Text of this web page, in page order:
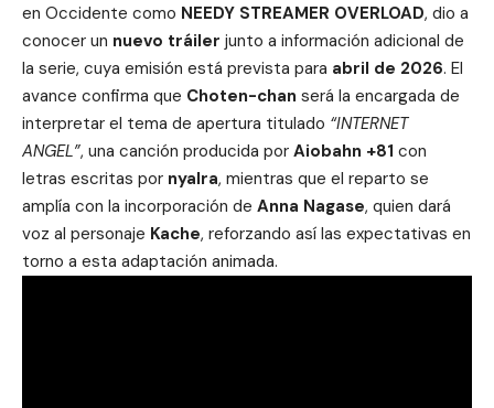
en Occidente como NEEDY STREAMER OVERLOAD, dio a
conocer un nuevo tráiler junto a información adicional de
la serie, cuya emisión está prevista para abril de 2026. El
avance confirma que Choten-chan será la encargada de
interpretar el tema de apertura titulado “INTERNET
ANGEL”, una canción producida por Aiobahn +81 con
letras escritas por nyalra, mientras que el reparto se
amplía con la incorporación de Anna Nagase, quien dará
voz al personaje Kache, reforzando así las expectativas en
torno a esta adaptación animada.